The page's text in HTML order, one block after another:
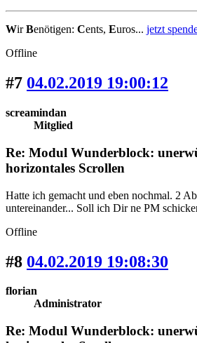
WirBenötigen: Cents, Euros... jetzt
Offline
#7 04.02.2019 19:00:12
screamindan
Mitglied
Re: Modul Wunderblock:
horizontales Scrollen
Hatte ich gemacht und eben nochmal. 2
untereinander... Soll ich Dir ne PM
Offline
#8 04.02.2019 19:08:30
florian
Administrator
Re: Modul Wunderblock: